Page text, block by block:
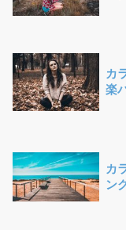
カ
楽
カ
ン